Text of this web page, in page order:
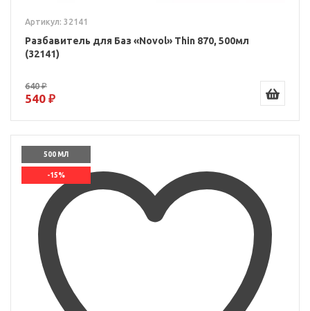
Артикул: 32141
Разбавитель для Баз «Novol» Thin 870, 500мл
(32141)
640 ₽
540 ₽
500 МЛ
-15%